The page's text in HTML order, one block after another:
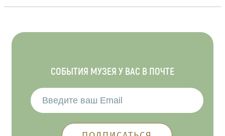
СОБЫТИЯ МУЗЕЯ У ВАС В ПОЧТЕ